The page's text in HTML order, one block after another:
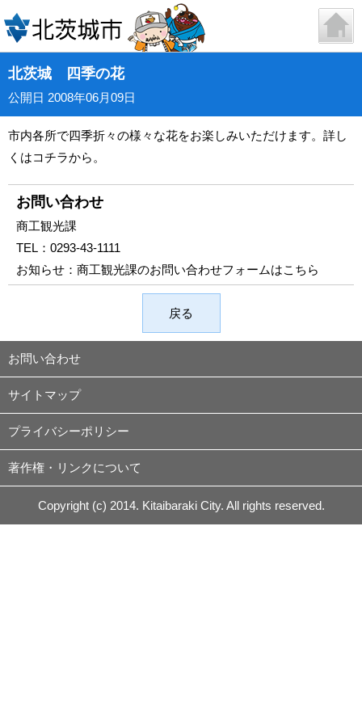
北茨城 四季の花
公開日 2008年06月09日
市内各所で四季折々の様々な花をお楽しみいただけます。詳し
くはコチラから。
お問い合わせ
商工観光課
TEL： 0293-43-1111
お知らせ： 商工観光課のお問い合わせフォームはこちら
戻る
お問い合わせ
サイトマップ
プライバシーポリシー
著作権・リンクについて
Copyright (c) 2014. Kitaibaraki City. All rights reserved.